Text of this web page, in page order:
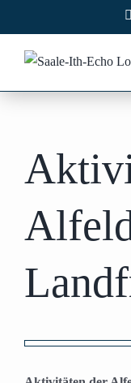
Inhalt
springen
grösseres